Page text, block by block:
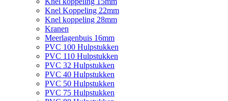
Knel Koppeling 22mm
Knel koppeling 28mm
Kranen
Meerlagenbuis 16mm
PVC 100 Hulpstukken
PVC 110 Hulpstukken
PVC 32 Hulpstukken
PVC 40 Hulpstukken
PVC 50 Hulpstukken
PVC 75 Hulpstukken